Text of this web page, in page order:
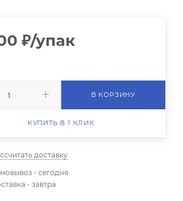
₽/упак
В КОРЗИНУ
КУПИТЬ В 1 КЛИК
доставку
- сегодня
- завтра